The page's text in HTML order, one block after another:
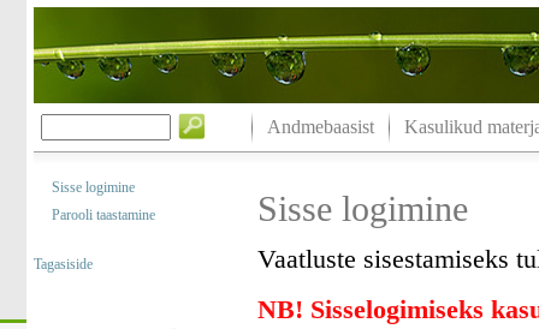
Andmebaasist Kasulikud
Sisse logimine
Parooli taastamine
Tagasiside
Sisse logimine
Vaatluste sisestamiseks
NB! Sisselogimiseks